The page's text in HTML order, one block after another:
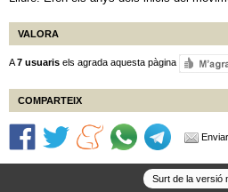
VALORA
A7 usuaris els agrada aquesta pàgina
COMPARTEIX
Surt de la versió